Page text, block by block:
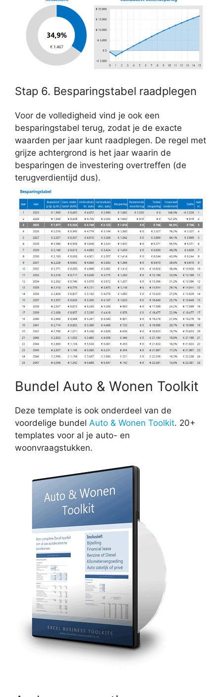
Stap 6. Besparingstabel raadplegen
Voor de volledigheid vind je ook een
besparingstabel terug, zodat je de exacte
waarden per jaar kunt raadplegen. De regel met
grijze achtergrond is het jaar waarin de
besparingen de investering overtreffen (de
terugverdientijd dus).
Bundel Auto & Wonen Toolkit
Deze template is ook onderdeel van de
voordelige bundel Auto & Wonen Toolkit. 20+
templates voor al je auto- en
woonvraagstukken.